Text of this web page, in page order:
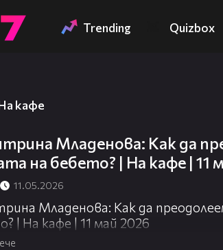
Trending Quizbox
кафе
Младенова: Как да
на бебето? | На кафе | 11
11.05.2026
Младенова: Как да
| На кафе | 11 май 2026